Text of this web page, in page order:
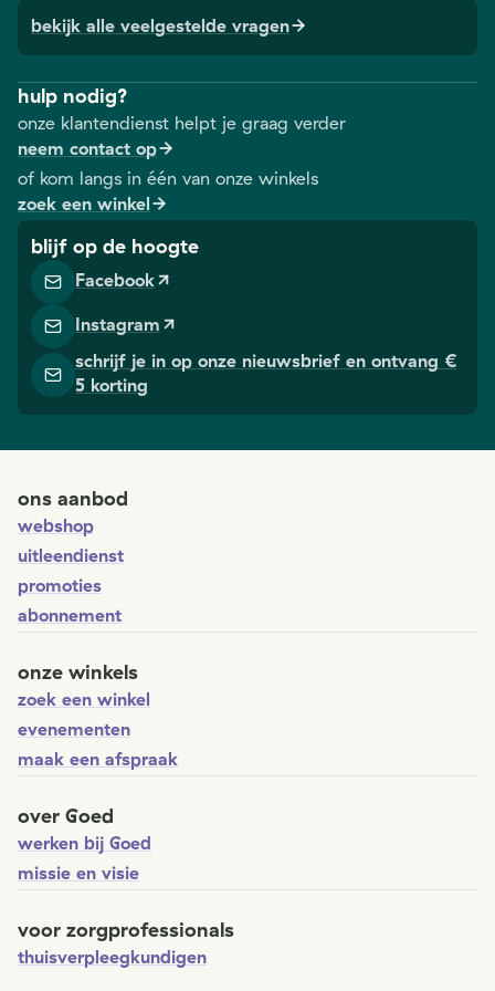
Bellawear, waar
(steun)ondergoed
en badmode
kunnen kopen.
perfect
het leven.
bekijk alle veelgestelde vragen
hulp nodig?
onze klantendienst helpt je graag verder
neem contact op
of kom langs in één van onze winkels
zoek een winkel
blijf op de hoogte
Facebook
Instagram
schrijf je in op onze nieuwsbrief en ontvang €
5 korting
ons aanbod
webshop
uitleendienst
promoties
abonnement
onze winkels
zoek een winkel
evenementen
maak een afspraak
over Goed
werken bij Goed
missie en visie
voor zorgprofessionals
thuisverpleegkundigen